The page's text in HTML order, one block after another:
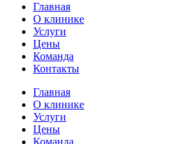
Главная
О клинике
Услуги
Цены
Команда
Контакты
Главная
О клинике
Услуги
Цены
Команда